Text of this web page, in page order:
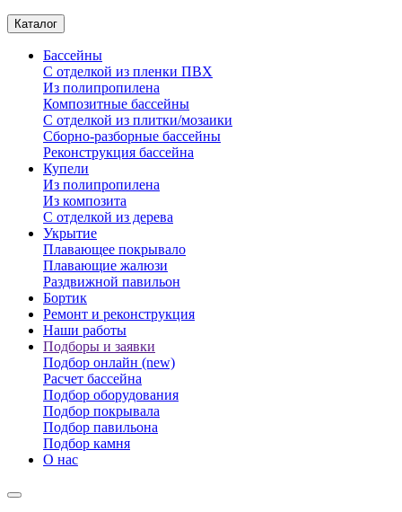
Каталог
Бассейны
С отделкой из пленки ПВХ
Из полипропилена
Композитные бассейны
С отделкой из плитки/мозаики
Сборно-разборные бассейны
Реконструкция бассейна
Купели
Из полипропилена
Из композита
С отделкой из дерева
Укрытие
Плавающее покрывало
Плавающие жалюзи
Раздвижной павильон
Бортик
Ремонт и реконструкция
Наши работы
Подборы и заявки
Подбор онлайн (new)
Расчет бассейна
Подбор оборудования
Подбор покрывала
Подбор павильона
Подбор камня
О нас